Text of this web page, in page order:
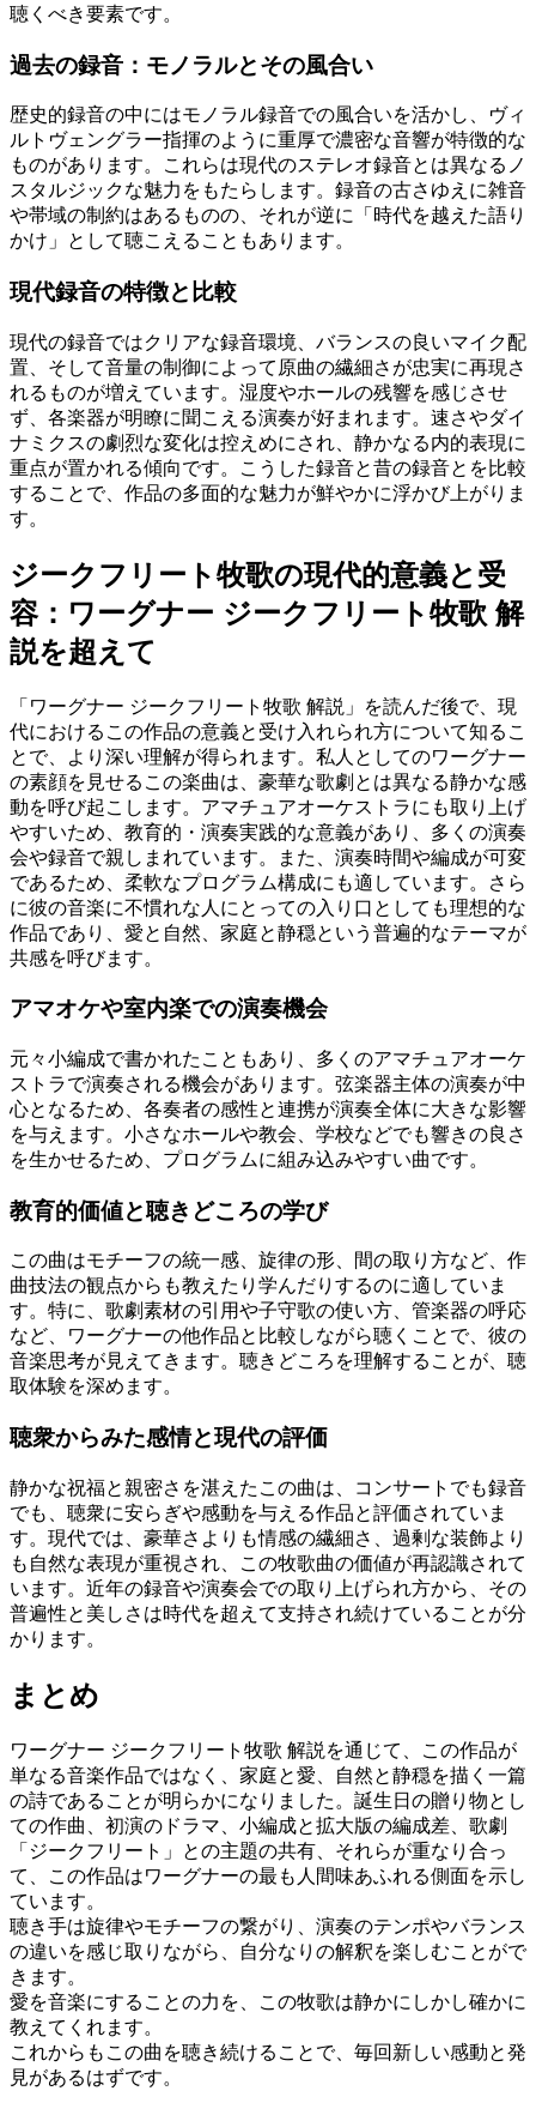
聴くべき要素です。
過去の録音：モノラルとその風合い
歴史的録音の中にはモノラル録音での風合いを活かし、ヴィ
ルトヴェングラー指揮のように重厚で濃密な音響が特徴的な
ものがあります。これらは現代のステレオ録音とは異なるノ
スタルジックな魅力をもたらします。録音の古さゆえに雑音
や帯域の制約はあるものの、それが逆に「時代を越えた語り
かけ」として聴こえることもあります。
現代録音の特徴と比較
現代の録音ではクリアな録音環境、バランスの良いマイク配
置、そして音量の制御によって原曲の繊細さが忠実に再現さ
れるものが増えています。湿度やホールの残響を感じさせ
ず、各楽器が明瞭に聞こえる演奏が好まれます。速さやダイ
ナミクスの劇烈な変化は控えめにされ、静かなる内的表現に
重点が置かれる傾向です。こうした録音と昔の録音とを比較
することで、作品の多面的な魅力が鮮やかに浮かび上がりま
す。
ジークフリート牧歌の現代的意義と受
容：ワーグナー ジークフリート牧歌 解
説を超えて
「ワーグナー ジークフリート牧歌 解説」を読んだ後で、現
代におけるこの作品の意義と受け入れられ方について知るこ
とで、より深い理解が得られます。私人としてのワーグナー
の素顔を見せるこの楽曲は、豪華な歌劇とは異なる静かな感
動を呼び起こします。アマチュアオーケストラにも取り上げ
やすいため、教育的・演奏実践的な意義があり、多くの演奏
会や録音で親しまれています。また、演奏時間や編成が可変
であるため、柔軟なプログラム構成にも適しています。さら
に彼の音楽に不慣れな人にとっての入り口としても理想的な
作品であり、愛と自然、家庭と静穏という普遍的なテーマが
共感を呼びます。
アマオケや室内楽での演奏機会
元々小編成で書かれたこともあり、多くのアマチュアオーケ
ストラで演奏される機会があります。弦楽器主体の演奏が中
心となるため、各奏者の感性と連携が演奏全体に大きな影響
を与えます。小さなホールや教会、学校などでも響きの良さ
を生かせるため、プログラムに組み込みやすい曲です。
教育的価値と聴きどころの学び
この曲はモチーフの統一感、旋律の形、間の取り方など、作
曲技法の観点からも教えたり学んだりするのに適していま
す。特に、歌劇素材の引用や子守歌の使い方、管楽器の呼応
など、ワーグナーの他作品と比較しながら聴くことで、彼の
音楽思考が見えてきます。聴きどころを理解することが、聴
取体験を深めます。
聴衆からみた感情と現代の評価
静かな祝福と親密さを湛えたこの曲は、コンサートでも録音
でも、聴衆に安らぎや感動を与える作品と評価されていま
す。現代では、豪華さよりも情感の繊細さ、過剰な装飾より
も自然な表現が重視され、この牧歌曲の価値が再認識されて
います。近年の録音や演奏会での取り上げられ方から、その
普遍性と美しさは時代を超えて支持され続けていることが分
かります。
まとめ
ワーグナー ジークフリート牧歌 解説を通じて、この作品が
単なる音楽作品ではなく、家庭と愛、自然と静穏を描く一篇
の詩であることが明らかになりました。誕生日の贈り物とし
ての作曲、初演のドラマ、小編成と拡大版の編成差、歌劇
「ジークフリート」との主題の共有、それらが重なり合っ
て、この作品はワーグナーの最も人間味あふれる側面を示し
ています。
聴き手は旋律やモチーフの繋がり、演奏のテンポやバランス
の違いを感じ取りながら、自分なりの解釈を楽しむことがで
きます。
愛を音楽にすることの力を、この牧歌は静かにしかし確かに
教えてくれます。
これからもこの曲を聴き続けることで、毎回新しい感動と発
見があるはずです。